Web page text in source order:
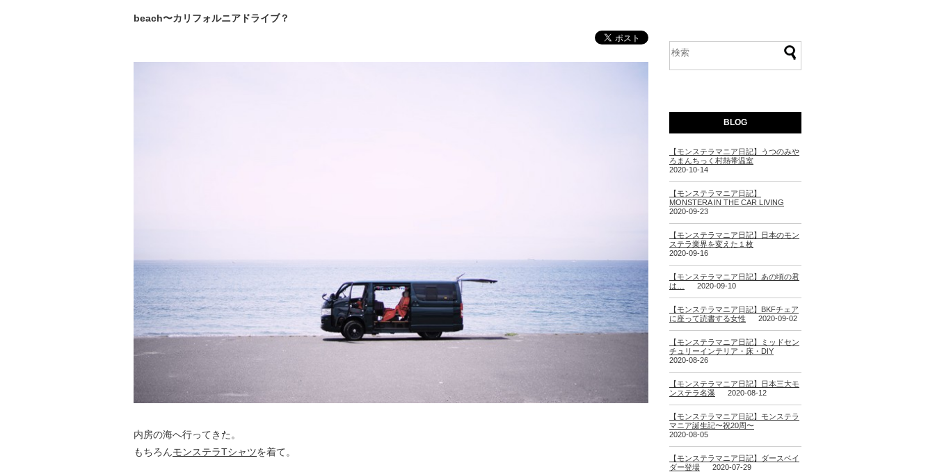
beach〜カリフォルニアドライブ？
内房の海へ行ってきた。
もちろんモンステラTシャツを着て。
BLOG
【モンステラマニア日記】うつのみや
ろまんちっく村熱帯温室
2020-10-14
【モンステラマニア日記】
MONSTERA IN THE CAR LIVING
2020-09-23
【モンステラマニア日記】日本のモン
ステラ業界を変えた１枚
2020-09-16
【モンステラマニア日記】あの頃の君
は…
2020-09-10
【モンステラマニア日記】BKFチェア
に座って読書する女性
2020-09-02
【モンステラマニア日記】ミッドセン
チュリーインテリア・床・DIY
2020-08-26
【モンステラマニア日記】日本三大モ
ンステラ名瀑
2020-08-12
【モンステラマニア日記】モンステラ
マニア誕生記〜祝20周〜
2020-08-05
【モンステラマニア日記】ダースベイ
ダー登場
2020-07-29